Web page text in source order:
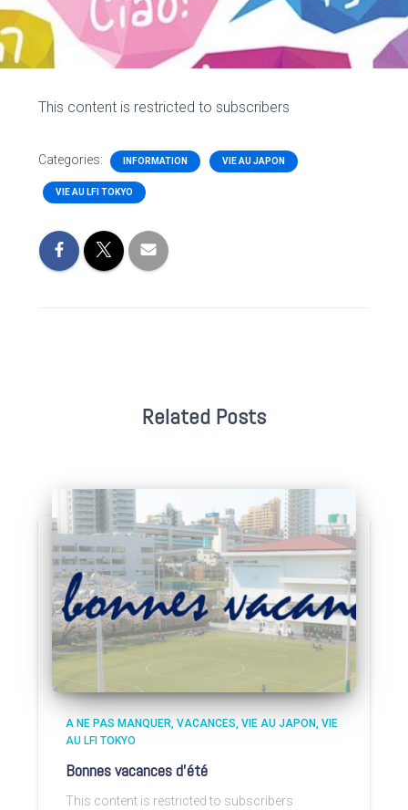
This content is restricted to subscribers
Categories: INFORMATION VIE AU JAPON
VIE AU LFI TOKYO
Related Posts
A NE PAS MANQUER VACANCES VIE AU JAPON VIE
AU LFI TOKYO
Bonnes vacances d’été
This content is restricted to subscribers